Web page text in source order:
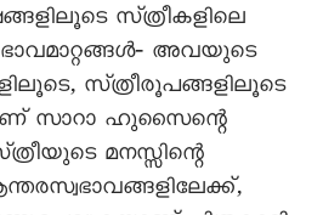
സ്‌ത്രീകളിലെ
അവയുടെ
സ്‌ത്രീരൂപങ്ങളിലൂടെ
സാറാ ഹുസൈന്റെ
മനസ്സിന്റെ